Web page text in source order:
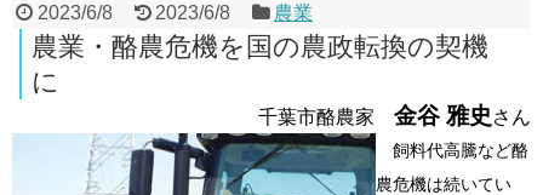
2023/6/8 2023/6/8 農業
農業・酪農危機を国の農政転換の契機
に
千葉市酪農家 金谷 雅史 さん
飼料代高騰など酪
農危機は続いてい